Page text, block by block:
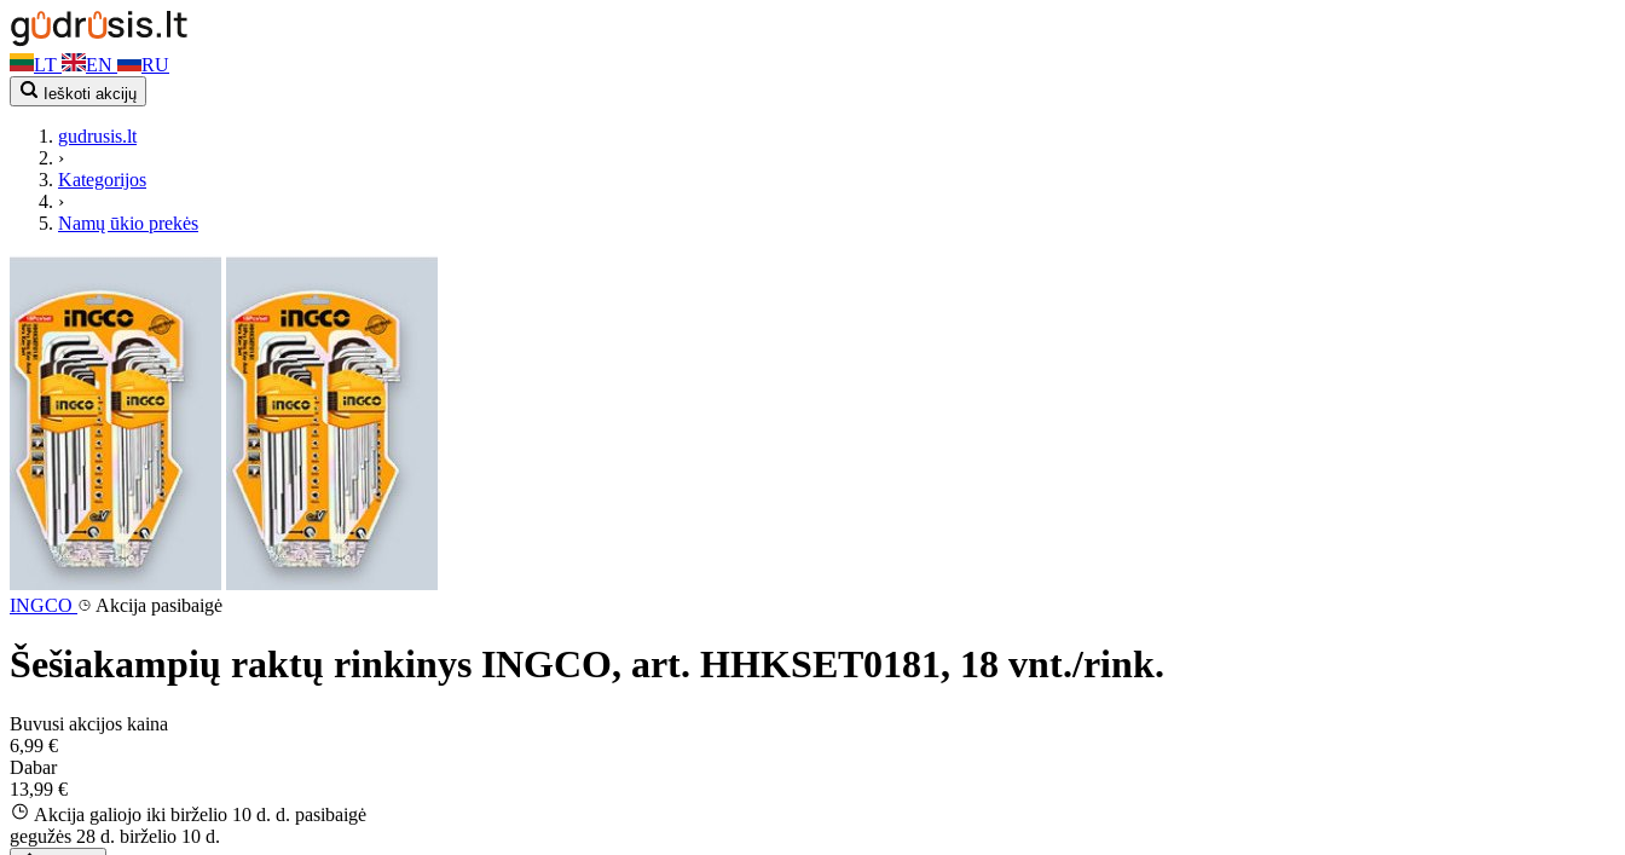
LT EN RU
Ieškoti akcijų
gudrusis.lt
›
Kategorijos
›
Namų ūkio prekės
INGCO Akcija pasibaigė
Šešiakampių raktų rinkinys INGCO, art. HHKSET0181, 18 vnt./rink.
Buvusi akcijos kaina
6,99 €
Dabar
13,99 €
Akcija galiojo iki birželio 10 d. d. pasibaigė
gegužės 28 d. birželio 10 d.